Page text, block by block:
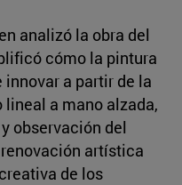
analizó la obra del
cómo la pintura
a partir de la
a mano alzada,
observación del
artística
de los